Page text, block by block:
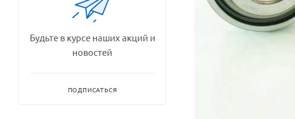
Будьте в курсе наших акций и
новостей
ПОДПИСАТЬСЯ